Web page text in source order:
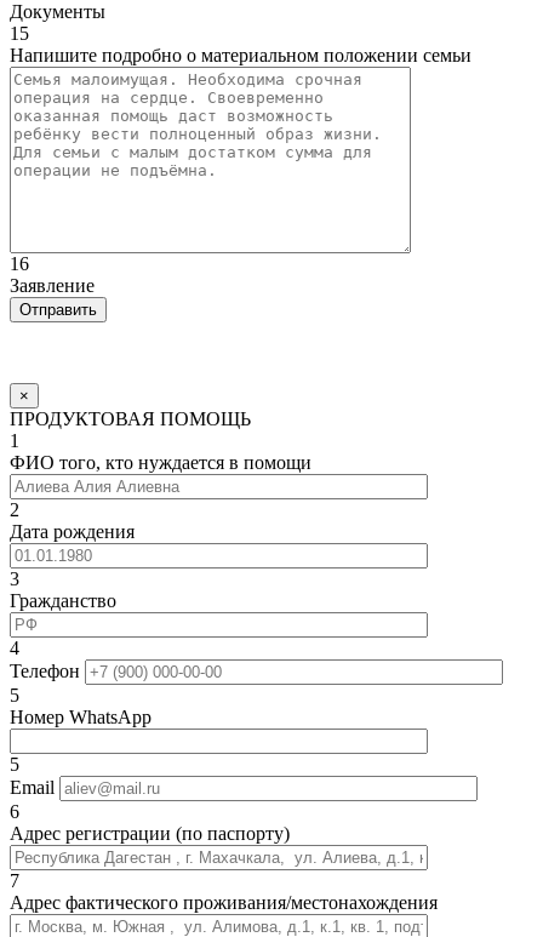
Документы
15
Напишите подробно о материальном положении семьи
16
Заявление
×
ПРОДУКТОВАЯ ПОМОЩЬ
1
ФИО того, кто нуждается в помощи
2
Дата рождения
3
Гражданство
4
Телефон
5
Номер WhatsApp
5
Email
6
Адрес регистрации (по паспорту)
7
Адрес фактического проживания/местонахождения